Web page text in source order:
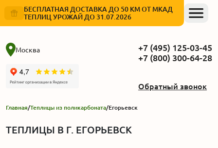
БЕСПЛАТНАЯ ДОСТАВКА ДО 50 КМ ОТ МКАД
ТЕПЛИЦ УРОЖАЙ ДО 31.07.2026
Москва
+7 (495) 125-03-45
+7 (800) 300-64-28
Обратный звонок
Главная/Теплицы из поликарбоната/Егорьевск
ТЕПЛИЦЫ В Г. ЕГОРЬЕВСК